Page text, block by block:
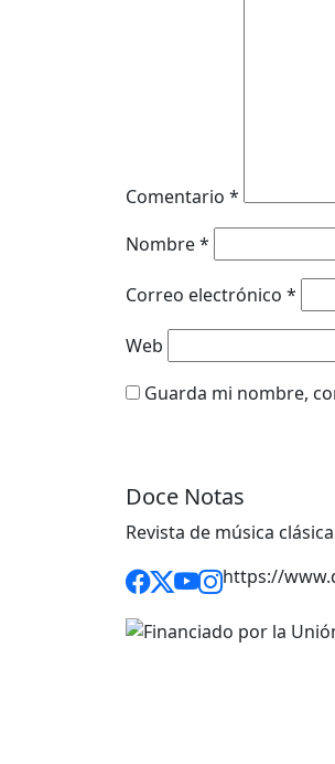
Comentario *
Nombre*
Correo electrónico *
Web
Guarda mi nombre,
Doce Notas
Revista de música
https://